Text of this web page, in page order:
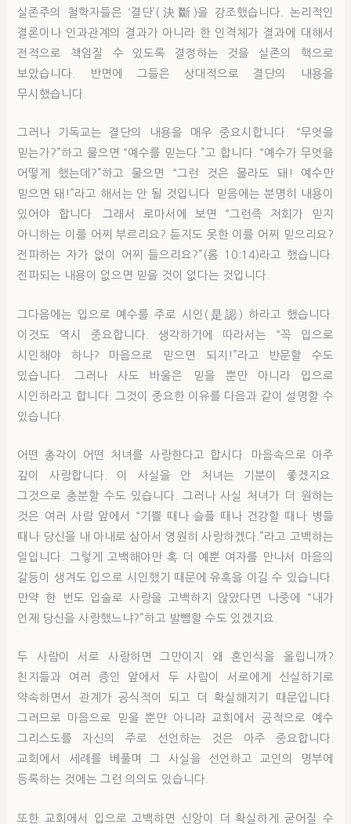
실존주의 철학자들은 ‘결단’(決斷)을 강조했습니다. 논리적인
결론이나 인과관계의 결과가 아니라 한 인격체가 결과에 대해서
전적으로 책임질 수 있도록 결정하는 것을 실존의 핵으로
보았습니다. 반면에 그들은 상대적으로 결단의 내용을
무시했습니다.
그러나 기독교는 결단의 내용을 매우 중요시합니다. “무엇을
믿는가?”하고 물으면 “예수를 믿는다.”고 합니다. “예수가 무엇을
어떻게 했는데?”하고 물으면 “그런 것은 몰라도 돼! 예수만
믿으면 돼!”라고 해서는 안 될 것입니다. 믿음에는 분명히 내용이
있어야 합니다. 그래서 로마서에 보면 “그런즉 저회가 믿지
아니하는 이를 어찌 부르리요? 듣지도 못한 이를 어찌 믿으리요?
전파하는 자가 없이 어찌 들으리요?”(롬 10:14)라고 했습니다.
전파되는 내용이 없으면 믿을 것이 없다는 것입니다.
그다음에는 입으로 예수를 주로 시인(是認) 하라고 했습니다.
이것도 역시 중요합니다. 생각하기에 따라서는 “꼭 입으로
시인해야 하나? 마음으로 믿으면 되지!”라고 반문할 수도
있습니다. 그러나 사도 바울은 믿을 뿐만 아니라 입으로
시인하라고 합니다. 그것이 중요한 이유를 다음과 같이 설명할 수
있습니다.
어떤 총각이 어떤 처녀를 사랑한다고 합시다. 마음속으로 아주
깊이 사랑합니다. 이 사실을 안 처녀는 기분이 좋겠지요.
그것으로 충분할 수도 있습니다. 그러나 사실 처녀가 더 원하는
것은 여러 사람 앞에서 “기쁠 때나 슬플 때나 건강할 때나 병들
때나 당신을 내 아내로 삼아서 영원히 사랑하겠다.”라고 고백하는
일입니다. 그렇게 고백해야만 혹 더 예뿐 여자를 만나서 마음의
갈등이 생겨도 입으로 시인했기 때문에 유혹을 이길 수 있습니다.
만약 한 번도 입술로 사랑을 고백하지 않았다면 나중에 “내가
언제 당신을 사랑했느냐?”하고 발뺌할 수도 있겠지요.
두 사람이 서로 사랑하면 그만이지 왜 혼인식을 올립니까?
친지들과 여러 증인 앞에서 두 사람이 서로에게 신실하기로
약속하면서 관계가 공식적이 되고 더 확실해지기 때문입니다.
그러므로 마음으로 믿을 뿐만 아니라 교회에서 공적으로 예수
그리스도를 자신의 주로 선언하는 것은 아주 중요합니다.
교회에서 세례를 베풀며 그 사실을 선언하고 교인의 명부에
등록하는 것에는 그런 의의도 있습니다.
또한 교회에서 입으로 고백하면 신앙이 더 확실하게 굳어질 수